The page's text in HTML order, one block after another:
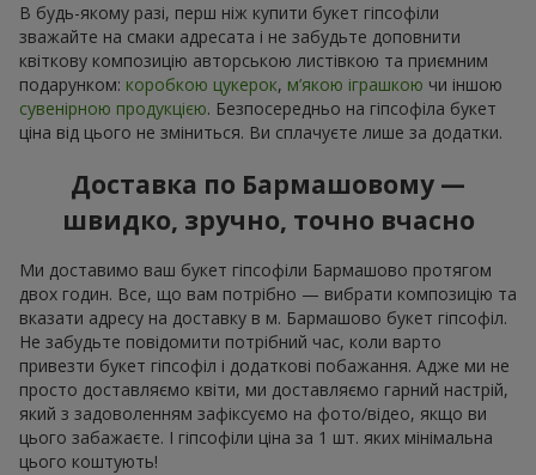
В будь-якому разі, перш ніж купити букет гіпсофіли
зважайте на смаки адресата і не забудьте доповнити
квіткову композицію авторською листівкою та приємним
подарунком: коробкою цукерок, м’якою іграшкою чи іншою
сувенірною продукцією. Безпосередньо на гіпсофіла букет
ціна від цього не зміниться. Ви сплачуєте лише за додатки.
Доставка по Бармашовому —
швидко, зручно, точно вчасно
Ми доставимо ваш букет гіпсофіли Бармашово протягом
двох годин. Все, що вам потрібно — вибрати композицію та
вказати адресу на доставку в м. Бармашово букет гіпсофіл.
Не забудьте повідомити потрібний час, коли варто
привезти букет гіпсофіл і додаткові побажання. Адже ми не
просто доставляємо квіти, ми доставляємо гарний настрій,
який з задоволенням зафіксуємо на фото/відео, якщо ви
цього забажаєте. І гіпсофіли ціна за 1 шт. яких мінімальна
цього коштують!